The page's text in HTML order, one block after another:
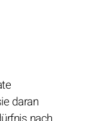
daran